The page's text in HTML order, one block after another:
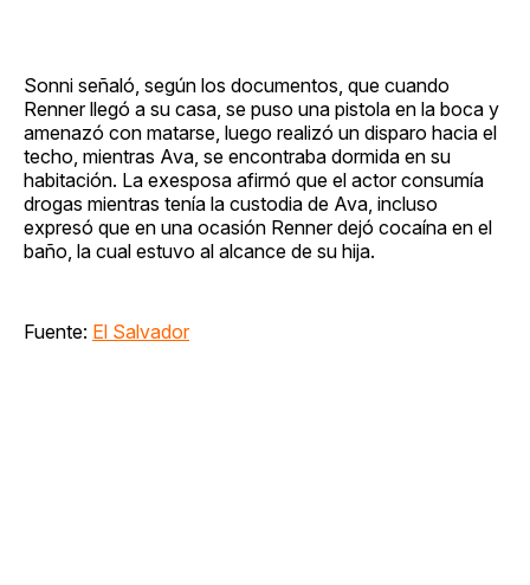
Sonni señaló, según los documentos, que cuando
Renner llegó a su casa, se puso una pistola en la boca y
amenazó con matarse, luego realizó un disparo hacia el
techo, mientras Ava, se encontraba dormida en su
habitación. La exesposa afirmó que el actor consumía
drogas mientras tenía la custodia de Ava, incluso
expresó que en una ocasión Renner dejó cocaína en el
baño, la cual estuvo al alcance de su hija.
Fuente: El Salvador